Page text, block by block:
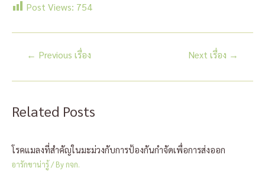
Post Views: 754
แนะแนว
← Previous เรื่อง Next เรื่อง →
Related Posts
โรคแมลงที่สำคัญในมะม่วงกับการป้องกันกำจัดเพื่อการส่งออก
อารักขาน่ารู้/ Byกจก.